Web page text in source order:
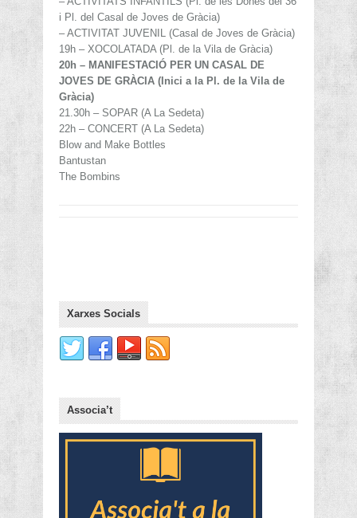
i Pl. del Casal de Joves de Gràcia)
– ACTIVITAT JUVENIL (Casal de Joves de Gràcia)
19h – XOCOLATADA (Pl. de la Vila de Gràcia)
20h – MANIFESTACIÓ PER UN CASAL DE
JOVES DE GRÀCIA (Inici a la Pl. de la Vila de
Gràcia)
21.30h – SOPAR (A La Sedeta)
22h – CONCERT (A La Sedeta)
Blow and Make Bottles
Bantustan
The Bombins
Xarxes Socials
Associa’t